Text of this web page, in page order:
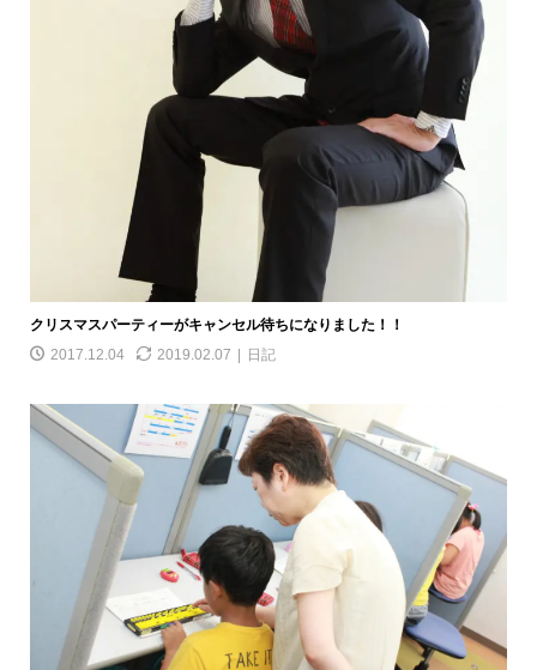
クリスマスパーティーがキャンセル待ちになりました！！
2017.12.04
2019.02.07 日記